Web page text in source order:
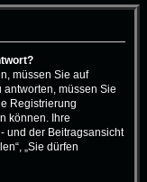
müssen Sie auf
antworten, müssen Sie
Registrierung
können. Ihre
und der Beitragsansicht
„Sie dürfen